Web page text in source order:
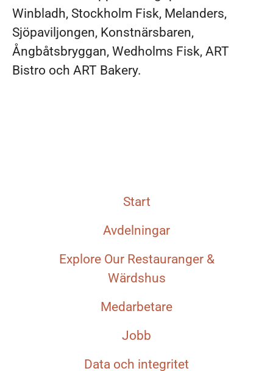
Winbladh, Stockholm Fisk, Melanders,
Sjöpaviljongen, Konstnärsbaren,
Ångbåtsbryggan, Wedholms Fisk, ART
Bistro och ART Bakery.
Start
Avdelningar
Explore Our Restauranger &
Wärdshus
Medarbetare
Jobb
Data och integritet